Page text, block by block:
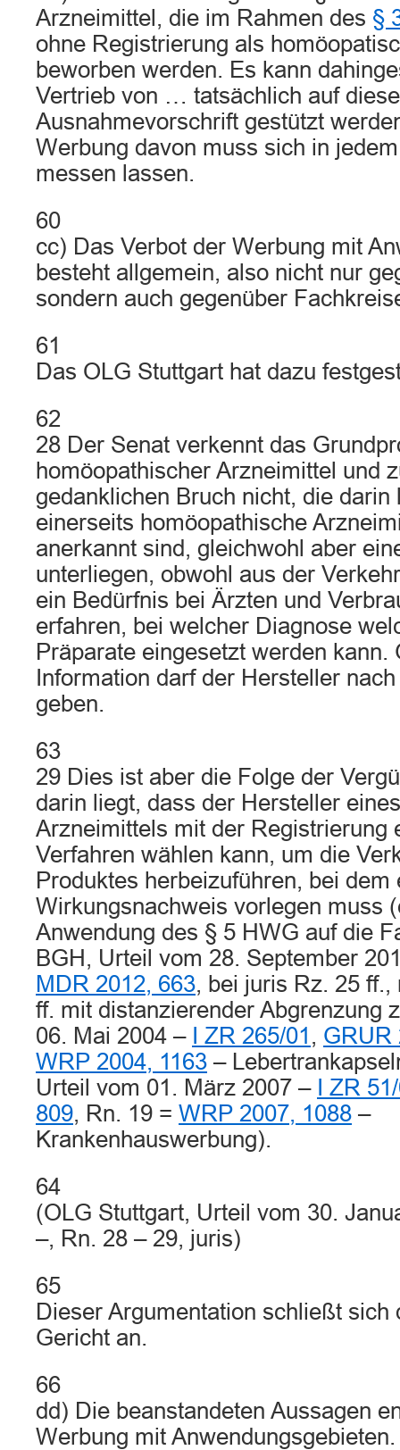
Arzneimittel, die im Rahmen des §
ohne Registrierung als
beworben werden. Es kann
Vertrieb von … tatsächlich auf diese
Ausnahmevorschrift gestützt
Werbung davon muss sich in
messen lassen.
60
cc) Das Verbot der Werbung mit
besteht allgemein, also nicht nur
sondern auch gegenüber
61
Das OLG Stuttgart hat dazu
62
28 Der Senat verkennt das
homöopathischer Arzneimittel und
gedanklichen Bruch nicht, die darin
einerseits homöopathische
anerkannt sind, gleichwohl aber
unterliegen, obwohl aus der
ein Bedürfnis bei Ärzten und
erfahren, bei welcher Diagnose
Präparate eingesetzt werden kann.
Information darf der Hersteller
geben.
63
29 Dies ist aber die Folge der
darin liegt, dass der Hersteller
Arzneimittels mit der Registrierung
Verfahren wählen kann, um die
Produktes herbeizuführen, bei dem
Wirkungsnachweis vorlegen muss
Anwendung des § 5 HWG auf die
BGH, Urteil vom 28. September
MDR 2012, 663, bei juris Rz. 25
ff. mit distanzierender Abgrenzung
06. Mai 2004 –
I ZR 265/01 , GRUR
WRP 2004, 1163 –
Urteil vom 01. März 2007 –
I ZR
809, Rn. 19 = WRP 2007, 1088 –
Krankenhauswerbung).
64
(OLG Stuttgart, Urteil vom 30.
–, Rn. 28 – 29, juris)
65
Dieser Argumentation schließt sich
Gericht an.
66
dd) Die beanstandeten Aussagen
Werbung mit Anwendungsgebieten.